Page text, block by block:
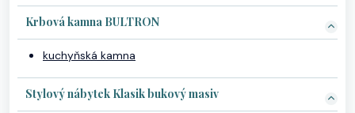
Krbová kamna BULTRON
kuchyňská kamna
Stylový nábytek Klasik bukový masiv